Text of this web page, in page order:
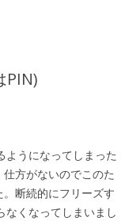
PIN)
うになってしまった
方がないのでこのた
断続的にフリーズす
なくなってしまいまし